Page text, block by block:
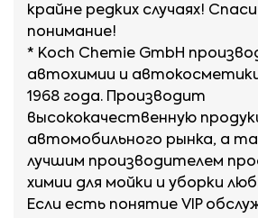
S40;
LADA
крайне редких случаях!
понимание!
* Koch Chemie GmbH
автохимии и
1968 года. Производит
высококачественную
автомобильного рынка, а
лучшим производителем
химии для мойки и уборки
Если есть понятие VIP